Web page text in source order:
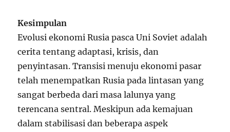
Kesimpulan
Evolusi ekonomi Rusia pasca Uni Soviet adalah
cerita tentang adaptasi, krisis, dan
penyintasan. Transisi menuju ekonomi pasar
telah menempatkan Rusia pada lintasan yang
sangat berbeda dari masa lalunya yang
terencana sentral. Meskipun ada kemajuan
dalam stabilisasi dan beberapa aspek